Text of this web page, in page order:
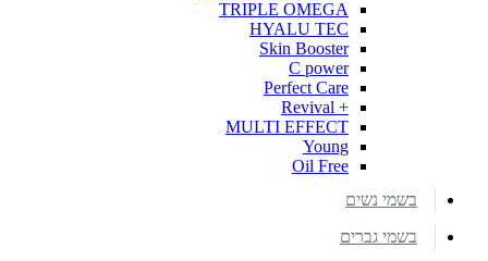
TRIPLE OMEGA
HYALU TEC
Skin Booster
C power
Perfect Care
+ Revival
MULTI EFFECT
Young
Oil Free
בשמי נשים
בשמי גברים